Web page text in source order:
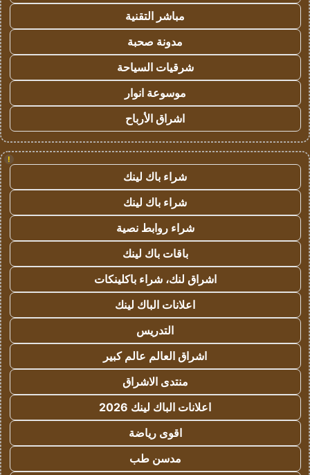
مباشر التقنية
مدونة صحبة
شرقيات السياحة
موسوعة انوار
اشراق الأرباح
!
شراء باك لينك
شراء باك لينك
شراء روابط نصية
باقات باك لينك
اشراق لنك، شراء باكلينكات
اعلانات الباك لينك
التدريس
اشراق العالم عالم كبير
منتدى الاشراق
اعلانات الباك لينك 2026
اقوى رياضة
مدسن طب